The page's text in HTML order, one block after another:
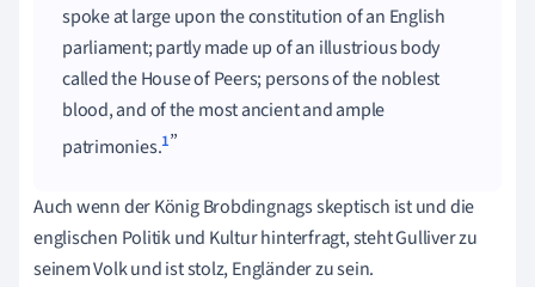
spoke at large upon the constitution of an English
parliament; partly made up of an illustrious body
called the House of Peers; persons of the noblest
blood, and of the most ancient and ample
patrimonies.1
Auch wenn der König Brobdingnags skeptisch ist und die
englischen Politik und Kultur hinterfragt, steht Gulliver zu
seinem Volk und ist stolz, Engländer zu sein.